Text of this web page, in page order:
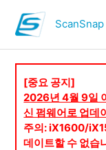
ScanSnap
[중요 공지]
2026년 4월 9일
신 펌웨어로 업데
주의: iX1600/
데이트할 수 없습